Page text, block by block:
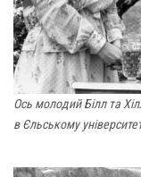
Ось молодий Білл та
в Єльському